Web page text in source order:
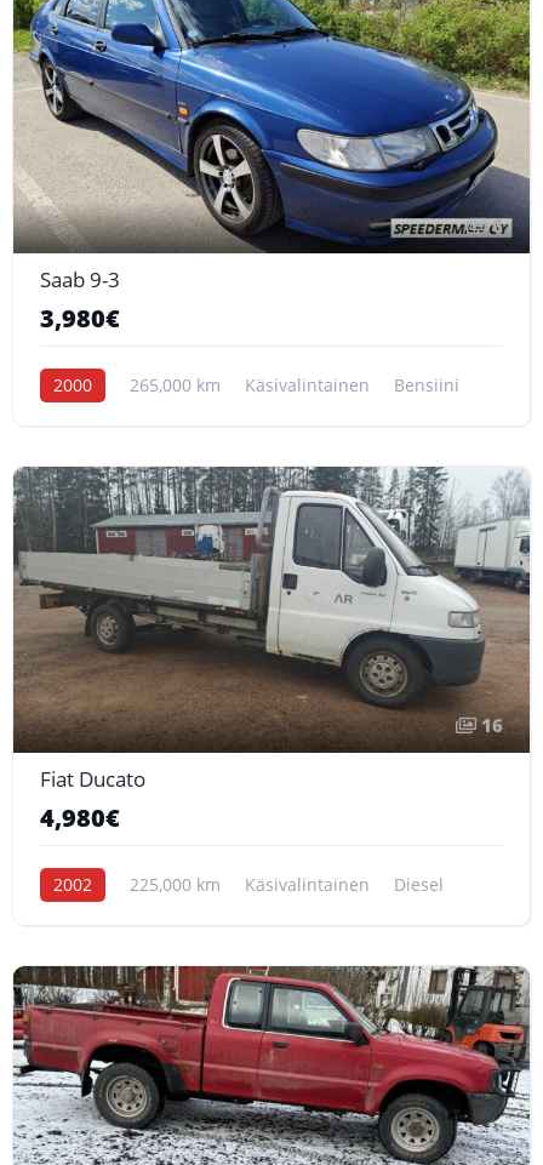
6
Saab 9-3
3,980€
2000 265,000 km Käsivalintainen Bensiini
16
Fiat Ducato
4,980€
2002 225,000 km Käsivalintainen Diesel